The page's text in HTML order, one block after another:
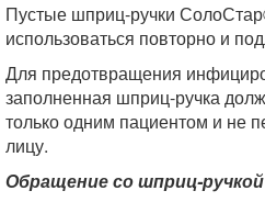
Пустые шприц-ручки
использоваться повторно и
Для предотвращения
заполненная шприц-ручка
только одним пациентом и не
лицу.
Обращение со шприц-